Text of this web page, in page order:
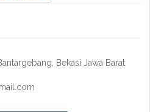
Bekasi Jawa Barat